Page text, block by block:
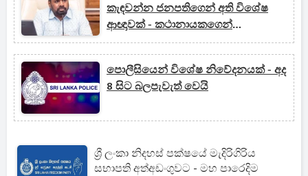
කැඳවන්න ජනපතිගෙන් අති විශේෂ
ආඥාවක් - කථානායකගෙන්
පාර්ලිමේන්තුවට දැනුම්දීමක්
පොලීසියෙන් විශේෂ නිවේදනයක් - අද
8 සිට බලපැවැත් වෙයි
ශ්‍රී ලංකා නිදහස් පක්ෂයේ මැදිරිගිරිය
සභාපති අත්අඩංගුවට - මහ පාරෙදිම